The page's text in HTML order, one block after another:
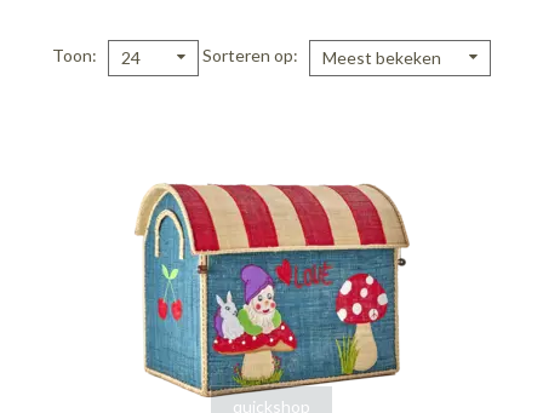
Toon 24 Sorteren op Meest bekeken
quickshop